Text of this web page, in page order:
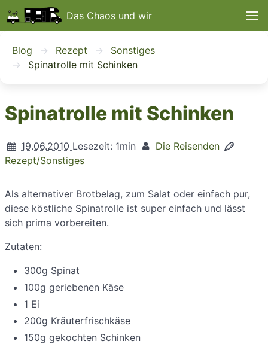
Das Chaos und wir
Blog Rezept
Sonstiges
Spinatrolle mit Schinken
Spinatrolle mit Schinken
19.06.2010 Lesezeit: 1min
Die Reisenden
Rezept/Sonstiges
Als alternativer Brotbelag, zum Salat oder einfach pur,
diese köstliche Spinatrolle ist super einfach und lässt
sich prima vorbereiten.
Zutaten:
300g Spinat
100g geriebenen Käse
1 Ei
200g Kräuterfrischkäse
150g gekochten Schinken